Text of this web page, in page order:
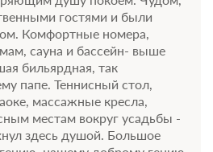
гостями и были
Комфортные номера,
сауна и бассейн- выше
бильярдная, так
папе. Теннисный стол,
массажные кресла,
местам вокруг усадьбы -
здесь душой. Большое